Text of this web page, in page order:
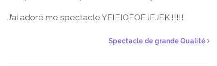
J’ai adoré me spectacle YEIEIOEOEJEJEK !!!!!
Spectacle de grande Qualité